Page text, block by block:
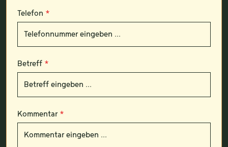
Telefon *
Betreff *
Kommentar *